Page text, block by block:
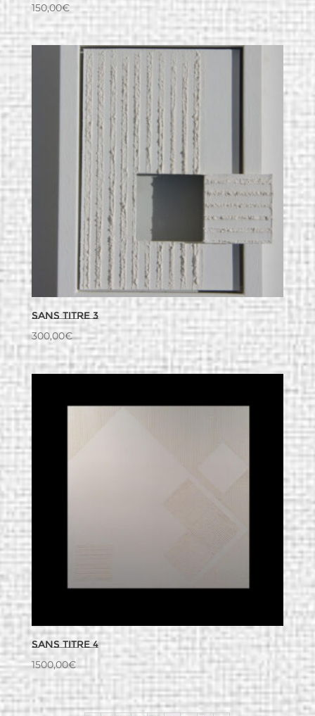
150,00€
Sans titre 3
300,00€
Sans titre 4
1500,00€